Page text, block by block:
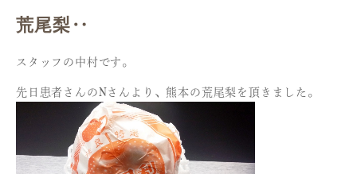
荒尾梨‥
スタッフの中村です。
先日患者さんのNさんより、熊本の荒尾梨を頂きました。